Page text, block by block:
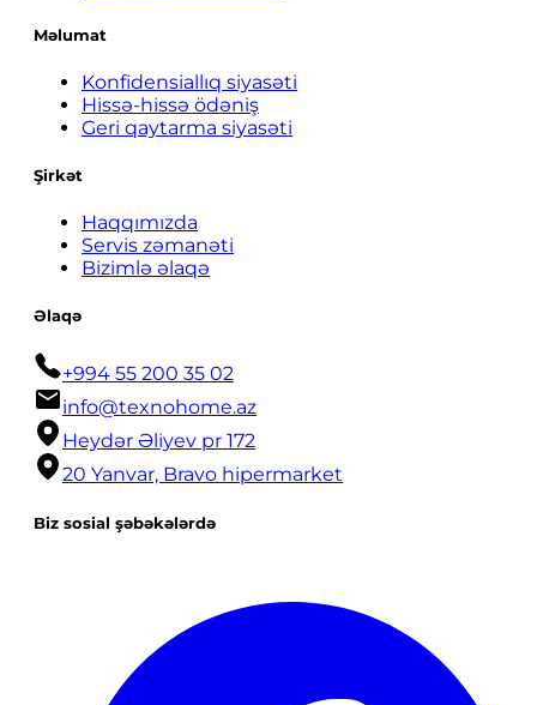
Məlumat
Konfidensiallıq siyasəti
Hissə-hissə ödəniş
Geri qaytarma siyasəti
Şirkət
Haqqımızda
Servis zəmanəti
Bizimlə əlaqə
Əlaqə
+994 55 200 35 02
info@texnohome.az
Heydər Əliyev pr 172
20 Yanvar, Bravo hipermarket
Biz sosial şəbəkələrdə